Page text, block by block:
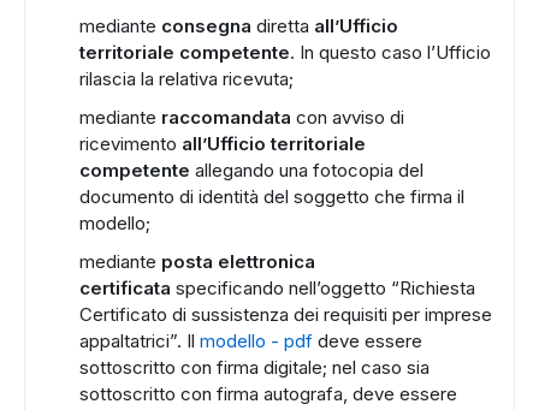
ADS
mediante consegna diretta all’Ufficio
territoriale competente. In questo caso l’Ufficio
rilascia la relativa ricevuta;
mediante raccomandata con avviso di
ricevimento all’Ufficio territoriale
competente allegando una fotocopia del
documento di identità del soggetto che firma il
modello;
mediante posta elettronica
certificata specificando nell’oggetto “Richiesta
Certificato di sussistenza dei requisiti per imprese
appaltatrici”. Il modello - pdf deve essere
sottoscritto con firma digitale; nel caso sia
sottoscritto con firma autografa, deve essere